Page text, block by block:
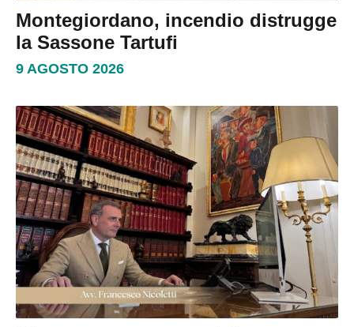
Montegiordano, incendio distrugge
la Sassone Tartufi
9 AGOSTO 2026